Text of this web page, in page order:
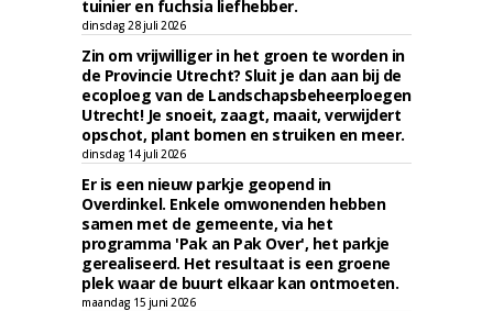
tuinier en fuchsia liefhebber.
dinsdag 28 juli 2026
Zin om vrijwilliger in het groen te worden in
de Provincie Utrecht? Sluit je dan aan bij de
ecoploeg van de Landschapsbeheerploegen
Utrecht! Je snoeit, zaagt, maait, verwijdert
opschot, plant bomen en struiken en meer.
dinsdag 14 juli 2026
Er is een nieuw parkje geopend in
Overdinkel. Enkele omwonenden hebben
samen met de gemeente, via het
programma 'Pak an Pak Over', het parkje
gerealiseerd. Het resultaat is een groene
plek waar de buurt elkaar kan ontmoeten.
maandag 15 juni 2026